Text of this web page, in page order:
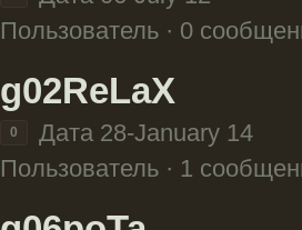
Пользователь · 0
g02ReLaX
0
Дата 28-January 14
Пользователь · 1